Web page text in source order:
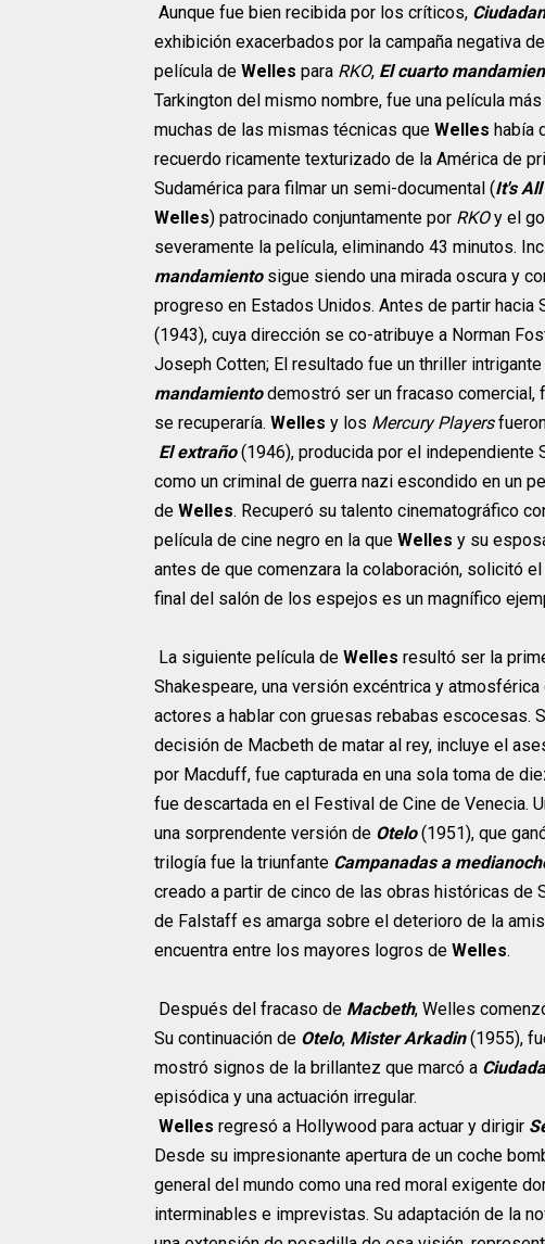
Aunque fue bien recibida por los críticos,
exhibición exacerbados por la campaña negativa
película de Welles para RKO, El cuarto
Tarkington del mismo nombre, fue una película
muchas de las mismas técnicas que Welles había
recuerdo ricamente texturizado de la América de
Sudamérica para filmar un semi-documental (It's
Welles) patrocinado conjuntamente por RKOy el
severamente la película, eliminando 43 minutos.
mandamientosigue siendo una mirada oscura y
progreso en Estados Unidos. Antes de partir hacia
(1943), cuya dirección se co-atribuye a Norman
Joseph Cotten; El resultado fue un thriller
mandamientodemostró ser un fracaso comercial,
se recuperaría. Welles y los Mercury Players
El extraño(1946), producida por el independiente
como un criminal de guerra nazi escondido en un
de Welles. Recuperó su talento cinematográfico
película de cine negro en la que Welles y su
antes de que comenzara la colaboración, solicitó
final del salón de los espejos es un magnífico
La siguiente película de Welles resultó ser la
Shakespeare, una versión excéntrica y atmosférica
actores a hablar con gruesas rebabas escocesas.
decisión de Macbeth de matar al rey, incluye el
por Macduff, fue capturada en una sola toma de
fue descartada en el Festival de Cine de Venecia.
una sorprendente versión de Otelo(1951), que
trilogía fue la triunfante Campanadas a
creado a partir de cinco de las obras históricas de
de Falstaff es amarga sobre el deterioro de la
encuentra entre los mayores logros de Welles.
Después del fracaso de Macbeth, Welles
Su continuación de Otelo, Mister Arkadin(1955),
mostró signos de la brillantez que marcó a
episódica y una actuación irregular.
Welles regresó a Hollywood para actuar y dirigir
Desde su impresionante apertura de un coche
general del mundo como una red moral exigente
interminables e imprevistas. Su adaptación de la